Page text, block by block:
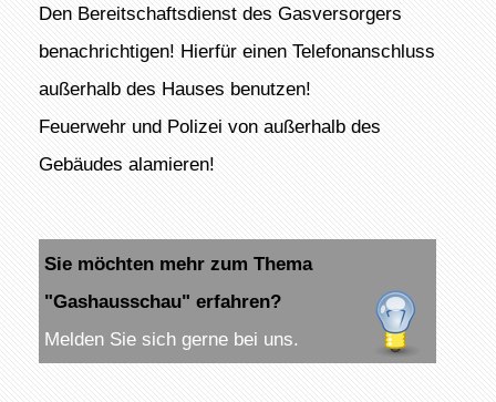
Den Bereitschaftsdienst des Gasversorgers
benachrichtigen! Hierfür einen Telefonanschluss
außerhalb des Hauses benutzen!
Feuerwehr und Polizei von außerhalb des
Gebäudes alamieren!
Sie möchten mehr zum Thema
"Gashausschau" erfahren?
Melden Sie sich gerne bei uns.